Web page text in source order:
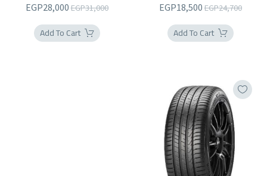
EGP24,700
السعر
الأصلي
هو:
EGP18,500
Add To Cart
EGP31,000
السعر
الأصلي
هو:
EGP28,000
Add To Cart